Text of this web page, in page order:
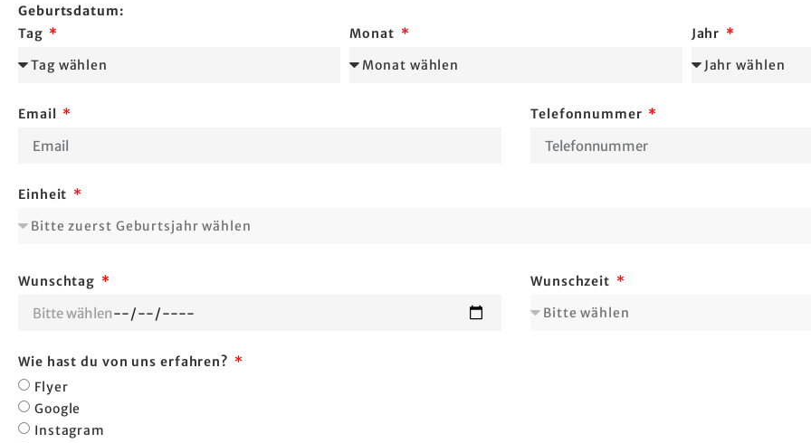
Geburtsdatum:
Tag
Monat Jahr
Email Telefonnummer
Einheit
Wunschtag Wunschzeit
Wie hast du von uns erfahren?
Flyer
Google
Instagram